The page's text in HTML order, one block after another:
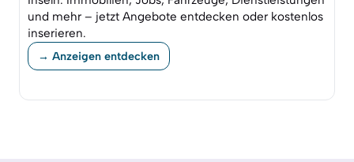
und mehr – jetzt Angebote entdecken oder kostenlos
inserieren.
→ Anzeigen entdecken